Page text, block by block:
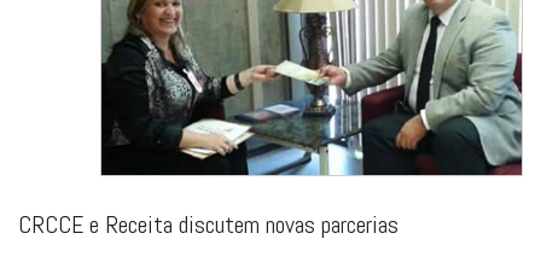
CRCCE e Receita discutem novas parcerias